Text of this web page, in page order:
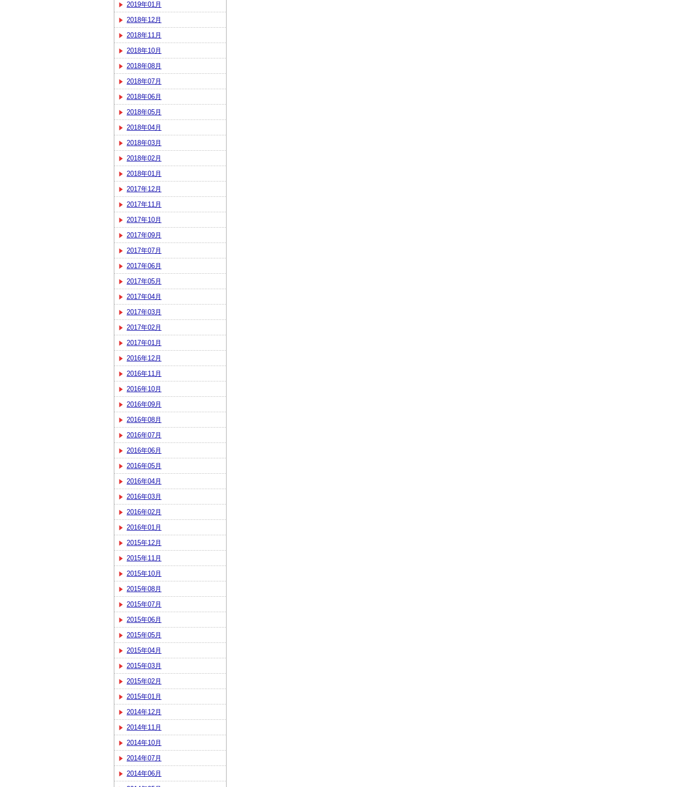
2019年01月
2018年12月
2018年11月
2018年10月
2018年08月
2018年07月
2018年06月
2018年05月
2018年04月
2018年03月
2018年02月
2018年01月
2017年12月
2017年11月
2017年10月
2017年09月
2017年07月
2017年06月
2017年05月
2017年04月
2017年03月
2017年02月
2017年01月
2016年12月
2016年11月
2016年10月
2016年09月
2016年08月
2016年07月
2016年06月
2016年05月
2016年04月
2016年03月
2016年02月
2016年01月
2015年12月
2015年11月
2015年10月
2015年08月
2015年07月
2015年06月
2015年05月
2015年04月
2015年03月
2015年02月
2015年01月
2014年12月
2014年11月
2014年10月
2014年07月
2014年06月